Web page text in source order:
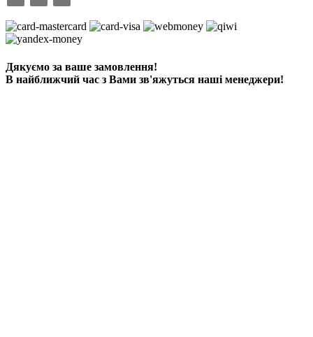
Дякуємо за ваше замовлення!
В найближчий час з Вами зв'яжуться наші менеджери!